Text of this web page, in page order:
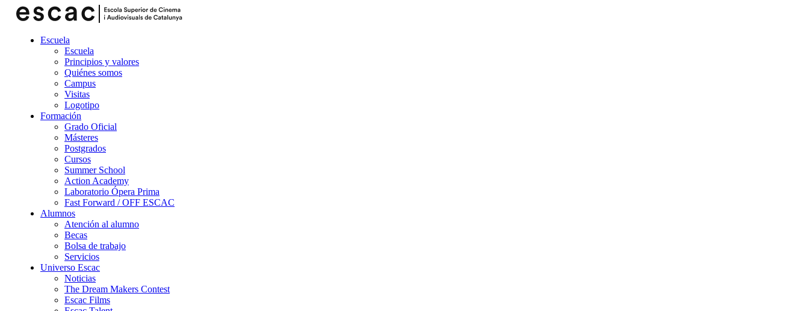
Escuela
Escuela
Principios y valores
Quiénes somos
Campus
Visitas
Logotipo
Formación
Grado Oficial
Másteres
Postgrados
Cursos
Summer School
Action Academy
Laboratorio Ópera Prima
Fast Forward / OFF ESCAC
Alumnos
Atención al alumno
Becas
Bolsa de trabajo
Servicios
Universo Escac
Noticias
The Dream Makers Contest
Escac Films